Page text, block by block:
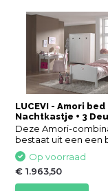
LUCEVI - Amori bed
Nachtkastje + 3
Deze Amori-
bestaat uit een een
Op voorraad
€ 1.963,50